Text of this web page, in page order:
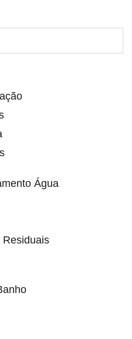
Água
Residuais